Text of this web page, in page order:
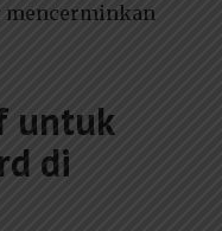
mencerminkan
untuk
di